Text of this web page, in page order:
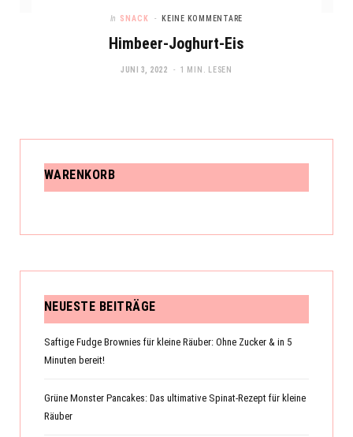
In SNACK KEINE KOMMENTARE
Himbeer-Joghurt-Eis
JUNI 3, 2022 1 MIN. LESEN
WARENKORB
NEUESTE BEITRÄGE
Saftige Fudge Brownies für kleine Räuber: Ohne Zucker & in 5
Minuten bereit!
Grüne Monster Pancakes: Das ultimative Spinat-Rezept für kleine
Räuber